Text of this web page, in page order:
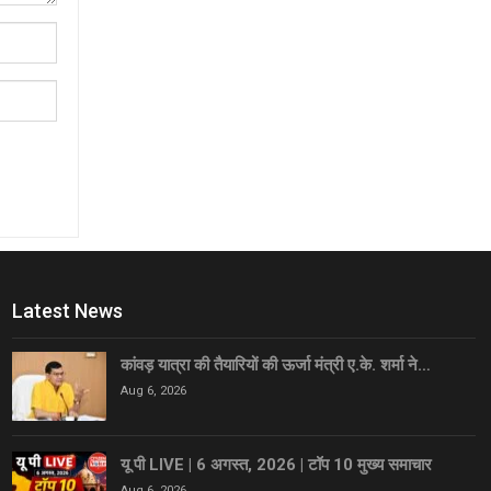
Latest News
कांवड़ यात्रा की तैयारियों की ऊर्जा मंत्री ए.के. शर्मा ने…
Aug 6, 2026
यू पी LIVE | 6 अगस्त, 2026 | टॉप 10 मुख्य समाचार